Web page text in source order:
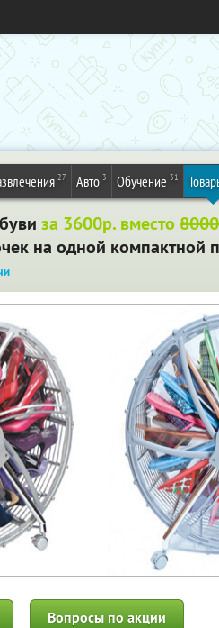
27 Авто 3 Обучение 31
за 3600р. вместо
на одной компактной
Вопросы по акции